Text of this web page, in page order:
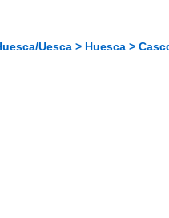
Uesca > Huesca >